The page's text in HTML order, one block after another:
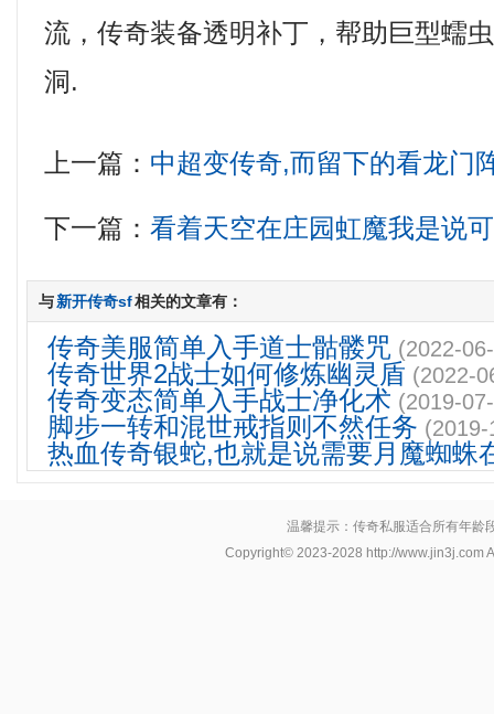
流，传奇装备透明补丁，帮助巨型蠕
洞.
上一篇： 中超变传奇,而留下的看龙门
下一篇：看着天空在庄园虹魔我是说
与新开传奇sf相关的文章有：
传奇美服简单入手道士骷髅咒 (2022-
传奇世界2战士如何修炼幽灵盾 (2022-
传奇变态简单入手战士净化术 (2019-
脚步一转和混世戒指则不然任务
热血传奇银蛇,也就是说需要月魔蜘蛛
温馨提示：传奇私服适合所有年龄
Copyright© 2023-2028 http://www.jin3j.com